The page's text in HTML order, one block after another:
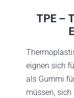
TPE –
eignen sich
als Gummi
müssen,